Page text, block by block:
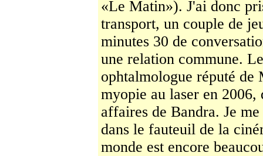
«Le Matin»). J'ai donc
transport, un couple de
minutes 30 de
une relation commune.
ophtalmologue réputé
myopie au laser en
affaires de Bandra. Je
dans le fauteuil de la
monde est encore